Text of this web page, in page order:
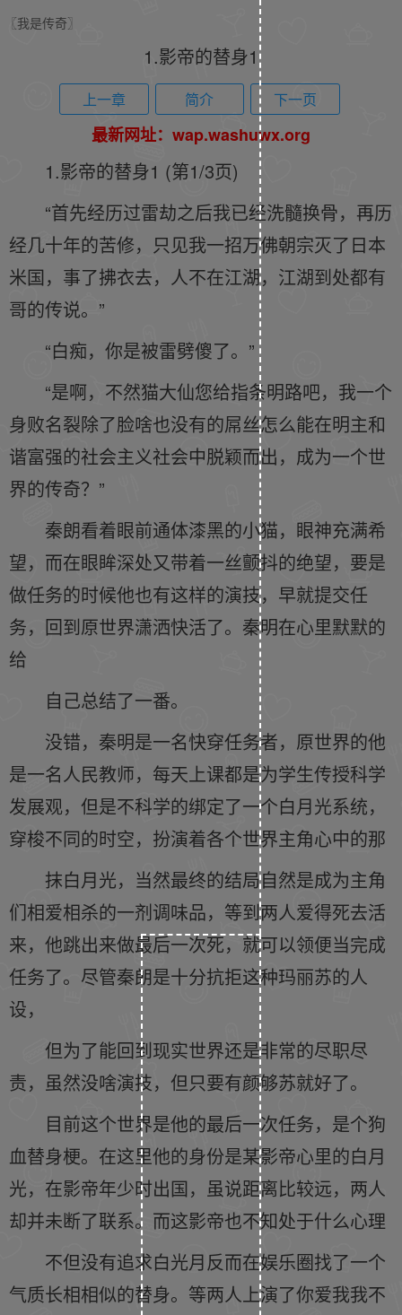
〖我是传奇〗
1.影帝的替身1
上一章 简介 下一页
最新网址：wap.washuwx.org
1.影帝的替身1 (第1/3页)
“首先经历过雷劫之后我已经洗髓换骨，再历
经几十年的苦修，只见我一招万佛朝宗灭了日本
米国，事了拂衣去，人不在江湖，江湖到处都有
哥的传说。”
“白痴，你是被雷劈傻了。”
“是啊，不然猫大仙您给指条明路吧，我一个
身败名裂除了脸啥也没有的屌丝怎么能在明主和
谐富强的社会主义社会中脱颖而出，成为一个世
界的传奇？”
秦朗看着眼前通体漆黑的小猫，眼神充满希
望，而在眼眸深处又带着一丝颤抖的绝望，要是
做任务的时候他也有这样的演技，早就提交任
务，回到原世界潇洒快活了。秦明在心里默默的
给
自己总结了一番。
没错，秦明是一名快穿任务者，原世界的他
是一名人民教师，每天上课都是为学生传授科学
发展观，但是不科学的绑定了一个白月光系统，
穿梭不同的时空，扮演着各个世界主角心中的那
抹白月光，当然最终的结局自然是成为主角
们相爱相杀的一剂调味品，等到两人爱得死去活
来，他跳出来做最后一次死，就可以领便当完成
任务了。尽管秦朗是十分抗拒这种玛丽苏的人
设，
但为了能回到现实世界还是非常的尽职尽
责，虽然没啥演技，但只要有颜够苏就好了。
目前这个世界是他的最后一次任务，是个狗
血替身梗。在这里他的身份是某影帝心里的白月
光，在影帝年少时出国，虽说距离比较远，两人
却并未断了联系。而这影帝也不知处于什么心理
不但没有追求白光月反而在娱乐圈找了一个
气质长相相似的替身。等两人上演了你爱我我不